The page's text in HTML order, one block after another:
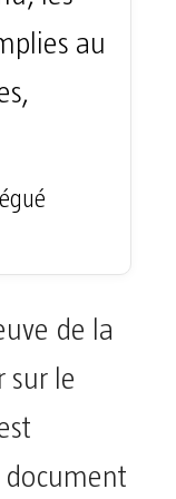
au
de la
sur le
document